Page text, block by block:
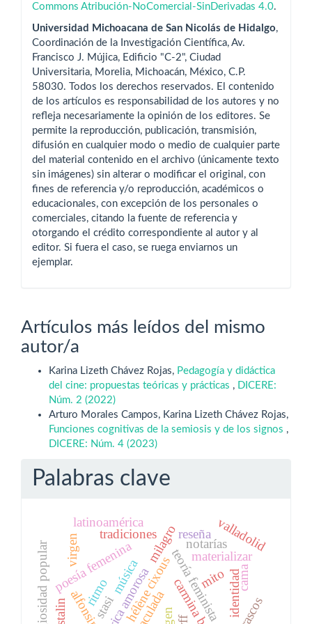
Commons Atribución-NoComercial-SinDerivadas 4.0.
Universidad Michoacana de San Nicolás de Hidalgo,
Coordinación de la Investigación Científica, Av.
Francisco J. Mújica, Edificio "C-2", Ciudad
Universitaria, Morelia, Michoacán, México, C.P.
58030. Todos los derechos reservados. El contenido
de los artículos es responsabilidad de los autores y no
refleja necesariamente la opinión de los editores. Se
permite la reproducción, publicación, transmisión,
difusión en cualquier modo o medio de cualquier parte
del material contenido en el archivo (únicamente texto
sin imágenes) sin alterar o modificar el original, con
fines de referencia y/o reproducción, académicos o
educacionales, con excepción de los personales o
comerciales, citando la fuente de referencia y
otorgando el crédito correspondiente al autor y al
editor. Si fuera el caso, se ruega enviarnos un
ejemplar.
Artículos más leídos del mismo
autor/a
Karina Lizeth Chávez Rojas, Pedagogía y didáctica
del cine: propuestas teóricas y prácticas , DICERE:
Núm. 2 (2022)
Arturo Morales Campos, Karina Lizeth Chávez Rojas,
Funciones cognitivas de la semiosis y de los signos ,
DICERE: Núm. 4 (2023)
Palabras clave
mito
música
ritmo
poesía femenina
lírica amorosa teoría feminista
hélène cixous
virgen milagro materializar
identidad
tradiciones
religiosidad popular
valladolid
notarías
cama
latinoamérica
reseña
stasi
stalin